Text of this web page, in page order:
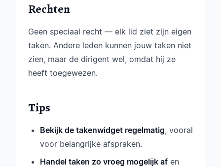
Rechten
Geen speciaal recht — elk lid ziet zijn eigen
taken. Andere leden kunnen jouw taken niet
zien, maar de dirigent wel, omdat hij ze
heeft toegewezen.
Tips
Bekijk de takenwidget regelmatig, vooral
voor belangrijke afspraken.
Handel taken zo vroeg mogelijk af en